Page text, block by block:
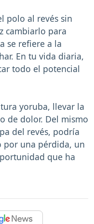
polo al revés sin
cambiarlo para
se refiere a la
En tu vida diaria,
todo el potencial
yoruba, llevar la
de dolor. Del mismo
del revés, podría
por una pérdida, un
que ha